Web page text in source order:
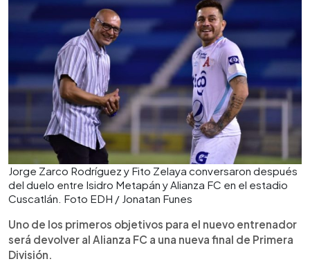
Jorge Zarco Rodríguez y Fito Zelaya conversaron después
del duelo entre Isidro Metapán y Alianza FC en el estadio
Cuscatlán. Foto EDH / Jonatan Funes
Uno de los primeros objetivos para el nuevo entrenador
será devolver al Alianza FC a una nueva final de Primera
División.